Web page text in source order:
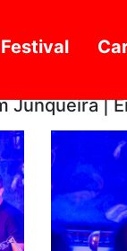
Junqueira |